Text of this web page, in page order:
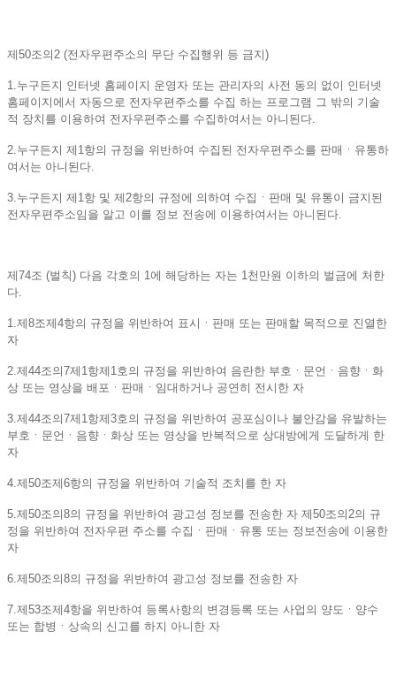
제50조의2 (전자우편주소의 무단 수집행위 등 금지)
1.누구든지 인터넷 홈페이지 운영자 또는 관리자의 사전 동의 없이 인터넷
홈페이지에서 자동으로 전자우편주소를 수집 하는 프로그램 그 밖의 기술
적 장치를 이용하여 전자우편주소를 수집하여서는 아니된다.
2.누구든지 제1항의 규정을 위반하여 수집된 전자우편주소를 판매ㆍ유통하
여서는 아니된다.
3.누구든지 제1항 및 제2항의 규정에 의하여 수집ㆍ판매 및 유통이 금지된
전자우편주소임을 알고 이를 정보 전송에 이용하여서는 아니된다.
제74조 (벌칙) 다음 각호의 1에 해당하는 자는 1천만원 이하의 벌금에 처한
다.
1.제8조제4항의 규정을 위반하여 표시ㆍ판매 또는 판매할 목적으로 진열한
자
2.제44조의7제1항제1호의 규정을 위반하여 음란한 부호ㆍ문언ㆍ음향ㆍ화
상 또는 영상을 배포ㆍ판매ㆍ임대하거나 공연히 전시한 자
3.제44조의7제1항제3호의 규정을 위반하여 공포심이나 불안감을 유발하는
부호ㆍ문언ㆍ음향ㆍ화상 또는 영상을 반복적으로 상대방에게 도달하게 한
자
4.제50조제6항의 규정을 위반하여 기술적 조치를 한 자
5.제50조의8의 규정을 위반하여 광고성 정보를 전송한 자 제50조의2의 규
정을 위반하여 전자우편 주소를 수집ㆍ판매ㆍ유통 또는 정보전송에 이용한
자
6.제50조의8의 규정을 위반하여 광고성 정보를 전송한 자
7.제53조제4항을 위반하여 등록사항의 변경등록 또는 사업의 양도ㆍ양수
또는 합병ㆍ상속의 신고를 하지 아니한 자